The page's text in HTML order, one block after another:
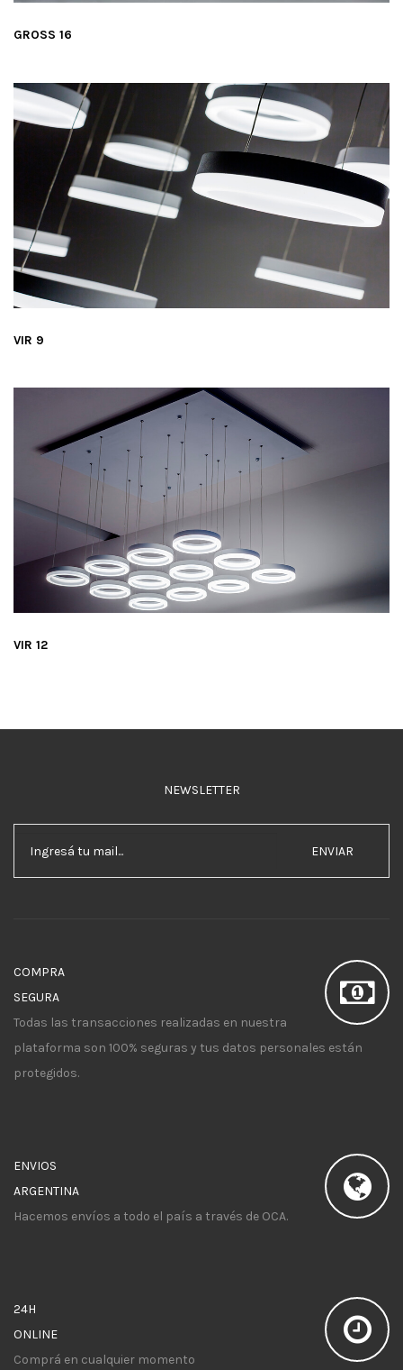
GROSS 16
VIR 9
VIR 12
NEWSLETTER
ENVIAR
COMPRA
SEGURA
Todas las transacciones realizadas en nuestra
plataforma son 100% seguras y tus datos personales están
protegidos.
ENVIOS
ARGENTINA
Hacemos envíos a todo el país a través de OCA.
24H
ONLINE
Comprá en cualquier momento